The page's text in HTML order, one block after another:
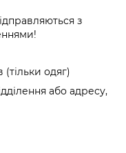
з
одяг)
або адресу,